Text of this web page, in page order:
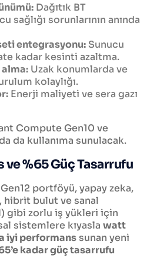
Dağıtık BT
sağlığı sorunlarının anında
entegrasyonu: Sunucu
kadar kesinti azaltma.
Uzak konumlarda ve
kolaylığı.
Enerji maliyeti ve sera gazı
Compute Gen10 ve
da kullanıma sunulacak.
%65 Güç Tasarrufu
portföyü, yapay zeka,
bulut ve sanal
gibi zorlu iş yükleri için
sistemlere kıyasla watt
iyi performanssunan yeni
kadar güç tasarrufu